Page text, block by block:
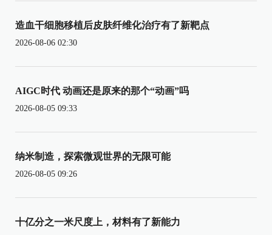
造血干细胞移植后皮肤纤维化治疗有了新靶点
2026-08-06 02:30
AIGC时代 动画还是原来的那个“动画”吗
2026-08-05 09:33
纳米制造，探索微观世界的无限可能
2026-08-05 09:26
十亿分之一米尺度上，材料有了新能力